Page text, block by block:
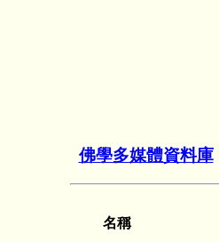
佛學多媒體資料庫
名稱